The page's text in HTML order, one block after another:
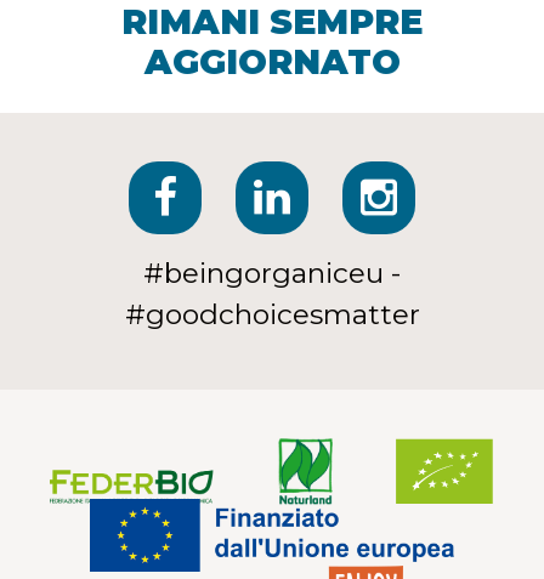
RIMANI SEMPRE
AGGIORNATO
#beingorganiceu -
#goodchoicesmatter